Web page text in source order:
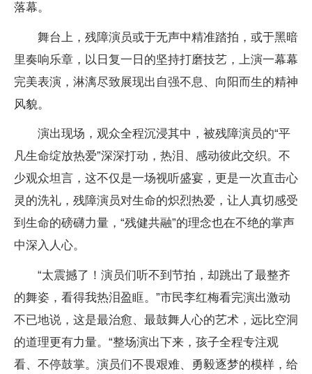
落幕。
舞台上，残障演员或于无声中精准踏拍，或于黑暗
里奏响乐章，以日复一日的坚持打磨技艺，上演一幕幕
完美表演，淋漓尽致展现出自强不息、向阳而生的精神
风貌。
演出现场，观众全程沉浸其中，被残障演员的“平
凡生命绽放热爱”深深打动，热泪、感动彼此交织。不
少观众坦言，这不仅是一场视听盛宴，更是一次直击心
灵的洗礼，残障演员对生命的炽烈热爱，让人真切感受
到生命的磅礴力量，“残健共融”的理念也在不绝的掌声
中深入人心。
“太震撼了！演员们听不到节拍，却跳出了最整齐
的舞姿，看得我热泪盈眶。”市民李红梅看完演出激动
不已地说，这是最治愈、最鼓舞人心的艺术，远比空洞
的道理更有力量。“整场演出下来，孩子全程专注观
看、不停鼓掌。演员们不畏艰难、勇毅逐梦的模样，给